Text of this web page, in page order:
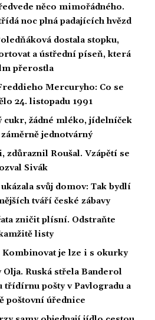
něco mimořádného.
noc plná padajících hvězd
dostala stopku,
a ústřední píseň, která
přerostla
Mercuryho: Co se
24. listopadu 1991
cukr, žádné mléko, jídelníček
jednotvárný
zdůraznil Roušal. Vzápětí se
ozval Sivák
svůj domov: Tak bydlí
tváří české zábavy
zničit plísní. Odstraňte
listy
je lze i s okurky
Olja. Ruská střela Banderol
třídírnu pošty v Pavlogradu a
poštovní úřednice